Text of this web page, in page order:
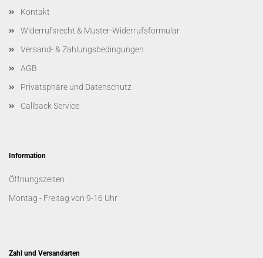
Kontakt
Widerrufsrecht & Muster-Widerrufsformular
Versand- & Zahlungsbedingungen
AGB
Privatsphäre und Datenschutz
Callback Service
Information
Öffnungszeiten
Montag - Freitag von 9-16 Uhr
Zahl und Versandarten